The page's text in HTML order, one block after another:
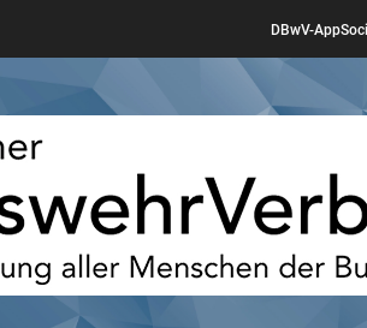
DBwV-App